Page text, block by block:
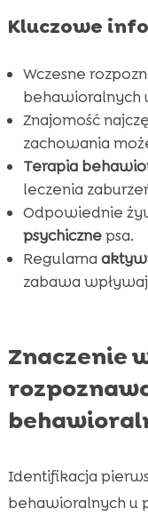
pomóc
u psów
 Znaczenie
Wpływ
Znaczenie
 Produkty
psa
 Zachowanie
miłością
 Rola
notatki
 Wniosek
 FAQ
Kluczowe
Wczesne
behawioralnych
Znajomość
zachowania
Terapia
leczenia
Odpowiednie
psychicznepsa.
Regularna
zabawa
Znaczenie
Identifikacja
behawioralnych u